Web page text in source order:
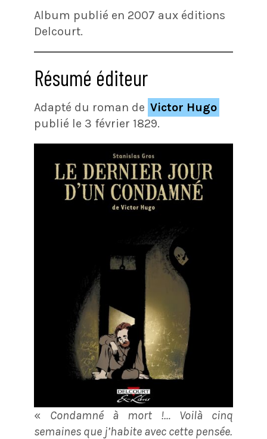
Album publié en 2007 aux éditions
Delcourt.
Résumé éditeur
Adapté du roman de Victor Hugo
publié le 3 février 1829.
« Condamné à mort !… Voilà cinq
semaines que j’habite avec cette pensée.